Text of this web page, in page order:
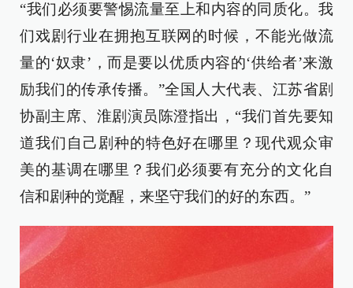
“我们必须要警惕流量至上和内容的同质化。我
们戏剧行业在拥抱互联网的时候，不能光做流
量的‘奴隶’，而是要以优质内容的‘供给者’来激
励我们的传承传播。”全国人大代表、江苏省剧
协副主席、淮剧演员陈澄指出，“我们首先要知
道我们自己剧种的特色好在哪里？现代观众审
美的基调在哪里？我们必须要有充分的文化自
信和剧种的觉醒，来坚守我们的好的东西。”